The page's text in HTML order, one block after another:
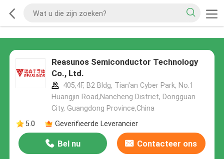
Reasunos Semiconductor Technology
Co., Ltd.
405,4F, B2 Bldg, Tian'an Cyber Park, No.1
Huangjin Road,Nancheng District, Dongguan
City, Guangdong Province,China
5.0
Geverifieerde Leverancier
Bel nu Contacteer ons